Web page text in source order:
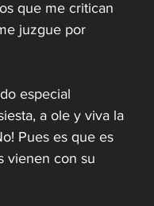
que me critican
juzgue por
especial
a ole y viva la
Pues es que es
vienen con su